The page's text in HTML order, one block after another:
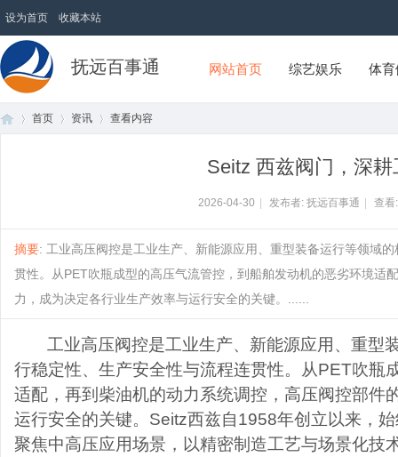
设为首页 收藏本站
抚远百事通 网站首页 综艺娱乐 体
首页 资讯 查看内容
Seitz 西兹阀门，深
2026-04-30 发布者: 抚远百事通 查
摘要: 工业高压阀控是工业生产、新能源应用、重型装备运行等领域
贯性。从PET吹瓶成型的高压气流管控，到船舶发动机的恶劣环境适
力，成为决定各行业生产效率与运行安全的关键。......
工业高压阀控是工业生产、新能源应用、重型
行稳定性、生产安全性与流程连贯性。从PET吹瓶
适配，再到柴油机的动力系统调控，高压阀控部件
运行安全的关键。Seitz西兹自1958年创立以来，
聚焦中高压应用场景，以精密制造工艺与场景化技